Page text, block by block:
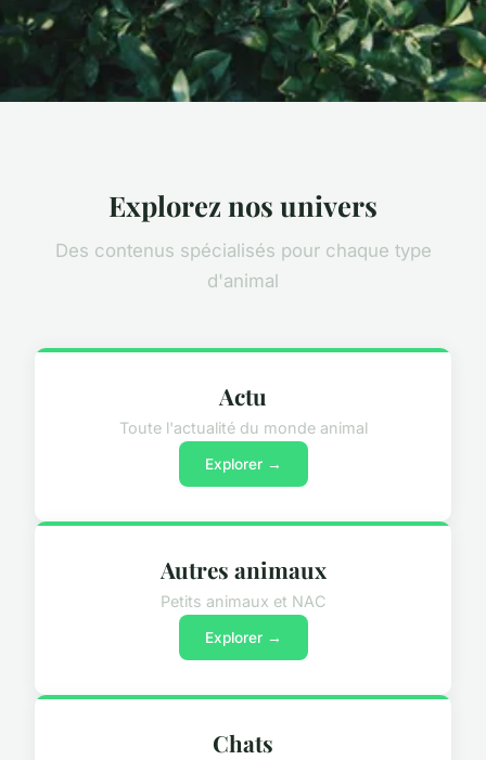
Explorez nos univers
Des contenus spécialisés pour chaque type
d'animal
Actu
Toute l'actualité du monde animal
Explorer →
Autres animaux
Petits animaux et NAC
Explorer →
Chats